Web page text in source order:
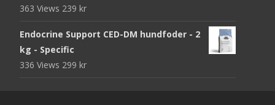
363 Views 239 kr
Endocrine Support CED-DM hundfoder - 2
kg - Specific
336 Views 299 kr